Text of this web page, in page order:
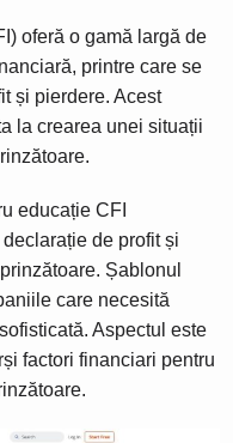
oferă o gamă largă de
printre care se
și pierdere. Acest
la crearea unei situații
educație CFI
de profit și
Șablonul
care necesită
Aspectul este
factori financiari pentru